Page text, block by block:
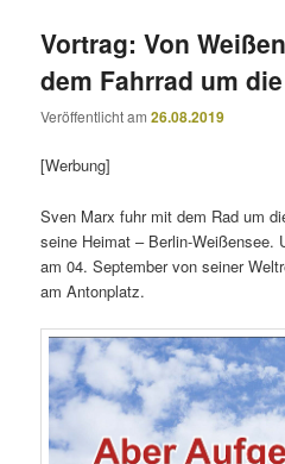
Vortrag: Von
dem Fahrrad um
Veröffentlicht am26.08.2019
[Werbung]
Sven Marx fuhr mit dem Rad um
seine Heimat – Berlin-Weißensee.
am 04. September von seiner
am Antonplatz.